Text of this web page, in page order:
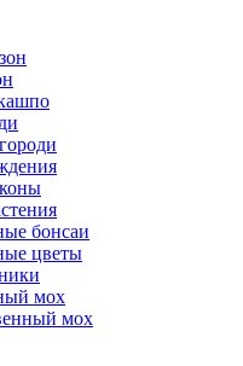
бонсаи
цветы
мох
мох